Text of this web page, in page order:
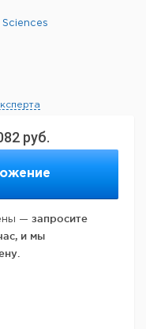
руб.
— запросите
и мы